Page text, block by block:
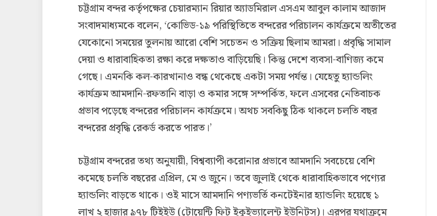
চট্টগ্রাম বন্দর কর্তৃপক্ষের চেয়ারম্যান রিয়ার অ্যাডমিরাল এসএম আবুল কালাম আজাদ
সংবাদমাধ্যমকে বলেন, ‘কোভিড-১৯ পরিস্থিতিতে বন্দরের পরিচালন কার্যক্রমে অতীতের
যেকোনো সময়ের তুলনায় আরো বেশি সচেতন ও সক্রিয় ছিলাম আমরা। প্রবৃদ্ধি সামাল
দেয়া ও ধারাবাহিকতা রক্ষা করে দক্ষতাও বাড়িয়েছি। কিন্তু দেশে ব্যবসা-বাণিজ্য কমে
গেছে। এমনকি কল-কারখানাও বন্ধ থেকেছে একটা সময় পর্যন্ত। যেহেতু হ্যান্ডলিং
কার্যক্রম আমদানি-রফতানি বাড়া ও কমার সঙ্গে সম্পর্কিত, ফলে এসবের নেতিবাচক
প্রভাব পড়েছে বন্দরের পরিচালন কার্যক্রমে। অথচ সবকিছু ঠিক থাকলে চলতি বছর
বন্দরের প্রবৃদ্ধি রেকর্ড করতে পারত।’
চট্টগ্রাম বন্দরের তথ্য অনুযায়ী, বিশ্বব্যাপী করোনার প্রভাবে আমদানি সবচেয়ে বেশি
কমেছে চলতি বছরের এপ্রিল, মে ও জুনে। তবে জুলাই থেকে ধারাবাহিকভাবে পণ্যের
হ্যান্ডলিং বাড়তে থাকে। ওই মাসে আমদানি পণ্যভর্তি কনটেইনার হ্যান্ডলিং হয়েছে ১
লাখ ২ হাজার ৯৭৮ টিইইউ (টোয়েন্টি ফিট ইকুইভ্যালেন্ট ইউনিটস)। এরপর যথাক্রমে